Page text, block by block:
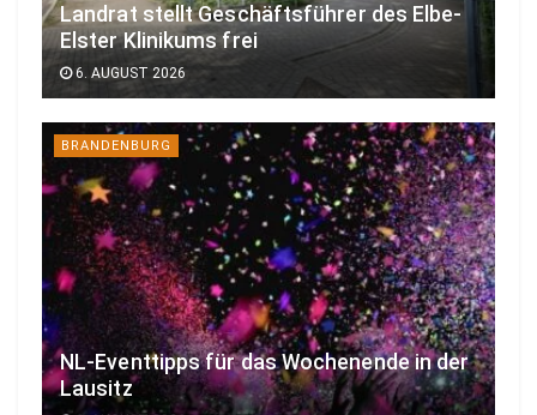
Landrat stellt Geschäftsführer des Elbe-
Elster Klinikums frei
6. AUGUST 2026
BRANDENBURG
NL-Eventtipps für das Wochenende in der
Lausitz